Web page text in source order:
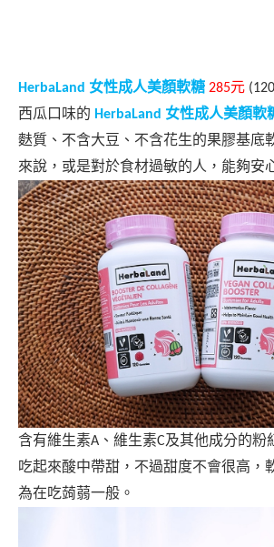
HerbaLand 女性成人美顏軟糖 285元 (120
西瓜口味的 HerbaLand 女性成人美顏軟
麩質、不含大豆、不含花生的果膠基底
來說，或是對於食材過敏的人，能夠安
含有維生素A 、維生素C及其他成分的粉
吃起來酸中帶甜，不過甜度不會很高，
為在吃蒟蒻一般。